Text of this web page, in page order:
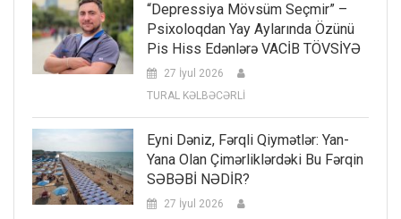
“Depressiya Mövsüm Seçmir” –
Psixoloqdan Yay Aylarında Özünü
Pis Hiss Edənlərə VACİB TÖVSİYƏ
27 İyul 2026
TURAL KƏLBƏCƏRLİ
Eyni Dəniz, Fərqli Qiymətlər: Yan-
Yana Olan Çimərliklərdəki Bu Fərqin
SƏBƏBİ NƏDİR?
27 İyul 2026